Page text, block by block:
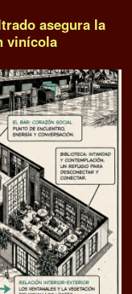
asegura la
vinícola